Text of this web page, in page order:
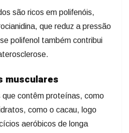
são ricos em polifenóis,
que reduz a pressão
polifenol também contribui
musculares
que contêm proteínas, como
como o cacau, logo
aeróbicos de longa